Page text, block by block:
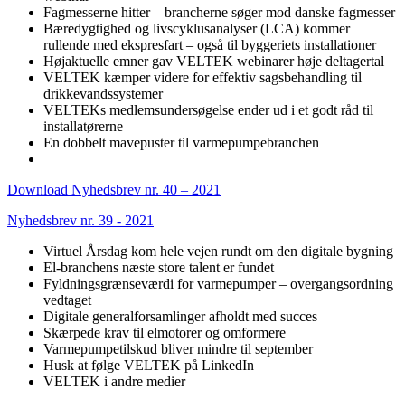
Fagmesserne hitter – brancherne søger mod danske fagmesser
Bæredygtighed og livscyklusanalyser (LCA) kommer
rullende med ekspresfart – også til byggeriets installationer
Højaktuelle emner gav VELTEK webinarer høje deltagertal
VELTEK kæmper videre for effektiv sagsbehandling til
drikkevandssystemer
VELTEKs medlemsundersøgelse ender ud i et godt råd til
installatørerne
En dobbelt mavepuster til varmepumpebranchen
Download Nyhedsbrev nr. 40 – 2021
Nyhedsbrev nr. 39 - 2021
Virtuel Årsdag kom hele vejen rundt om den digitale bygning
El-branchens næste store talent er fundet
Fyldningsgrænseværdi for varmepumper – overgangsordning
vedtaget
Digitale generalforsamlinger afholdt med succes
Skærpede krav til elmotorer og omformere
Varmepumpetilskud bliver mindre til september
Husk at følge VELTEK på LinkedIn
VELTEK i andre medier